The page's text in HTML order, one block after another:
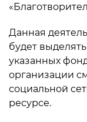
Данная
будет
указанных
организации
социальной
ресурсе.